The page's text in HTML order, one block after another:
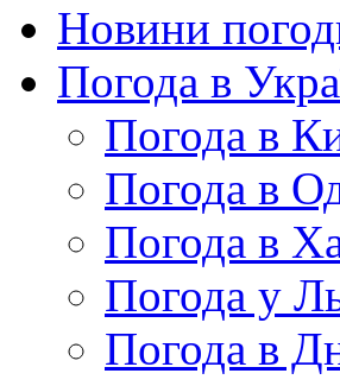
Новини
Погода в
Погода в
Погода в
Погода в
Погода у
Погода в